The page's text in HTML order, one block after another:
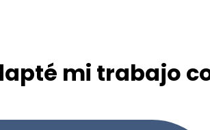
mi trabajo